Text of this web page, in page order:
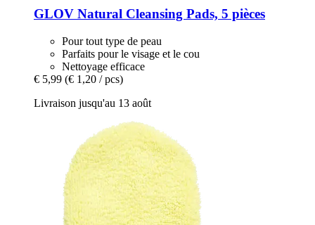
GLOV Natural Cleansing Pads, 5 pièces
Pour tout type de peau
Parfaits pour le visage et le cou
Nettoyage efficace
€ 5,99 (€ 1,20 / pcs)
Livraison jusqu'au 13 août